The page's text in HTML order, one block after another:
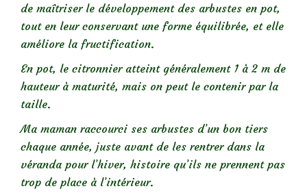
de maîtriser le développement des arbustes en pot,
tout en leur conservant une forme équilibrée, et elle
améliore la fructification.
En pot, le citronnier atteint généralement 1 à 2 m de
hauteur à maturité, mais on peut le contenir par la
taille.
Ma maman raccourci ses arbustes d’un bon tiers
chaque année, juste avant de les rentrer dans la
véranda pour l’hiver, histoire qu’ils ne prennent pas
trop de place à l’intérieur.